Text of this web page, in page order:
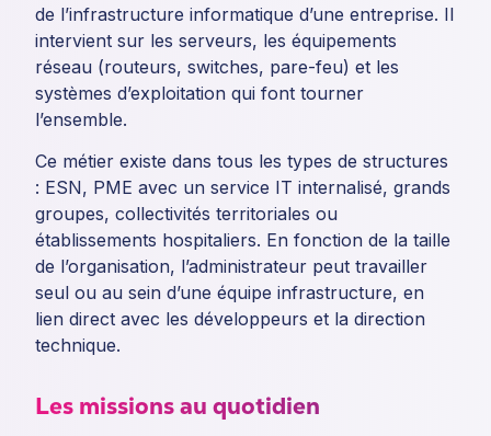
de l’infrastructure informatique d’une entreprise. Il
intervient sur les serveurs, les équipements
réseau (routeurs, switches, pare-feu) et les
systèmes d’exploitation qui font tourner
l’ensemble.
Ce métier existe dans tous les types de structures
: ESN, PME avec un service IT internalisé, grands
groupes, collectivités territoriales ou
établissements hospitaliers. En fonction de la taille
de l’organisation, l’administrateur peut travailler
seul ou au sein d’une équipe infrastructure, en
lien direct avec les développeurs et la direction
technique.
Les missions au quotidien